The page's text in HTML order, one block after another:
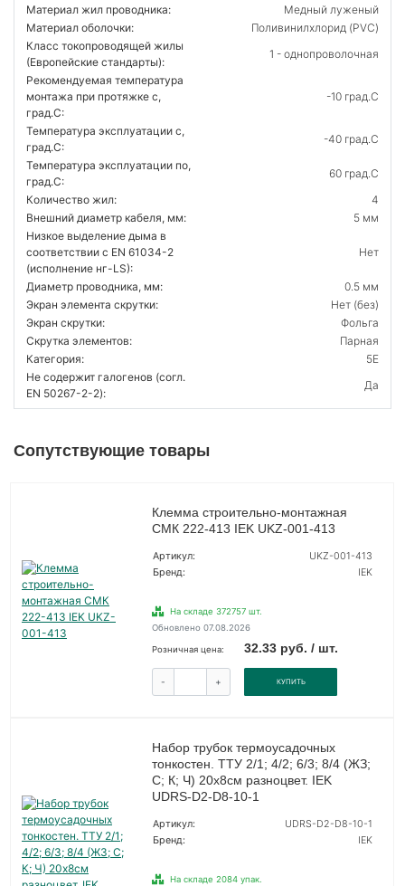
Материал жил проводника:
Медный луженый
Материал оболочки:
Поливинилхлорид (PVC)
Класс токопроводящей жилы
(Европейские стандарты):
1 - однопроволочная
Рекомендуемая температура
монтажа при протяжке с,
град.C:
-10 град.C
Температура эксплуатации с,
град.C:
-40 град.C
Температура эксплуатации по,
град.C:
60 град.C
Количество жил:
4
Внешний диаметр кабеля, мм:
5 мм
Низкое выделение дыма в
соответствии с EN 61034-2
(исполнение нг-LS):
Нет
Диаметр проводника, мм:
0.5 мм
Экран элемента скрутки:
Нет (без)
Экран скрутки:
Фольга
Скрутка элементов:
Парная
Категория:
5E
Не содержит галогенов (согл.
EN 50267-2-2):
Да
Сопутствующие товары
Клемма строительно-монтажная
СМК 222-413 IEK UKZ-001-413
Артикул:
UKZ-001-413
Бренд:
IEK
На складе 372757 шт.
Обновлено 07.08.2026
Розничная цена: 32.33 руб. / шт.
- + КУПИТЬ
Набор трубок термоусадочных
тонкостен. ТТУ 2/1; 4/2; 6/3; 8/4 (ЖЗ;
С; К; Ч) 20х8см разноцвет. IEK
UDRS-D2-D8-10-1
Артикул:
UDRS-D2-D8-10-1
Бренд:
IEK
На складе 2084 упак.